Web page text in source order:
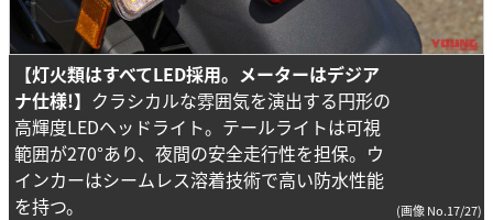
【灯火類はすべてLED採用。メーターはデジア
ナ仕様!】 クラシカルな雰囲気を演出する円形の
高輝度LEDヘッドライト。テールライトは可視
範囲が270°あり、夜間の安全走行性を担保。ウ
インカーはシームレス溶着技術で高い防水性能
を持つ。
(画像 No.17/27)